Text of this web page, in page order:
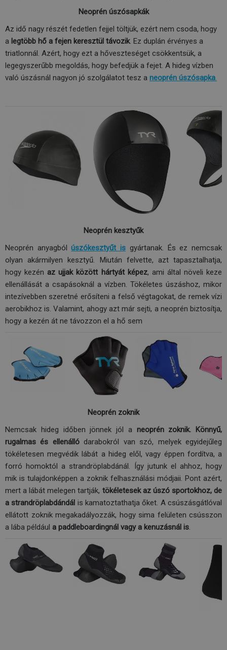
Neoprén úszósapkák
Az idő nagy részét fedetlen fejjel töltjük, ezért nem csoda, hogy
a legtöbb hő a fejen keresztül távozik. Ez duplán érvényes a
triatlonnál. Azért, hogy ezt a hőveszteséget csökkentsük, a
legegyszerűbb megoldás, hogy befedjük a fejet. A hideg vízben
való úszásnál nagyon jó szolgálatot tesz a neoprén úszósapka.
Neoprén kesztyűk
Neoprén anyagbólúszókesztyűt is gyártanak. És ez nemcsak
olyan akármilyen kesztyű. Miután felvette, azt tapasztalhatja,
hogy kezénaz ujjak között hártyát képez, ami által növeli keze
ellenállását a csapásoknál a vízben. Tökéletes úszáshoz, mikor
intezívebben szeretné erősíteni a felső végtagokat, de remek vízi
aerobikhoz is. Valamint, ahogy azt már sejti, a neoprén biztosítja,
hogy a kezén át ne távozzon el a hő sem
Neoprén zoknik
Nemcsak hideg időben jönnek jól a neoprén zoknik. Könnyű,
rugalmas és ellenállódarabokról van szó, melyek egyidejűleg
tökéletesen megvédik lábát a hideg elől, vagy éppen fordítva, a
forró homoktól a strandröplabdánál. Így jutunk el ahhoz, hogy
mik is tulajdonképpen a zoknik felhasználási módjaii. Pont azért,
mert a lábát melegen tartják, tökéletesek az úszó sportokhoz, de
a strandröplabdándál is kamatoztathatja őket. A csúszásgátlóval
ellátott zoknik megakadályozzák, hogy sima felületen csússzon
a lába például a paddleboardingnál vagy a kenuzásnál is.